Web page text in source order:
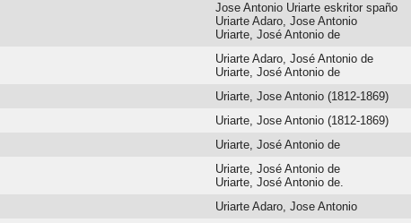
Jose Antonio Uriarte eskritor spaño
Uriarte Adaro, Jose Antonio
Uriarte, José Antonio de
Uriarte Adaro, José Antonio de
Uriarte, José Antonio de
Uriarte, Jose Antonio (1812-1869)
Uriarte, Jose Antonio (1812-1869)
Uriarte, José Antonio de
Uriarte, José Antonio de
Uriarte, José Antonio de.
Uriarte Adaro, Jose Antonio